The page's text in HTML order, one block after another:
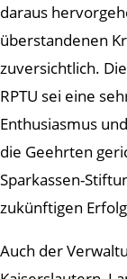
daraus
überstandenen
zuversichtlich.
RPTU sei eine
Enthusiasmus
die Geehrten
Sparkassen-
zukünftigen
Auch der